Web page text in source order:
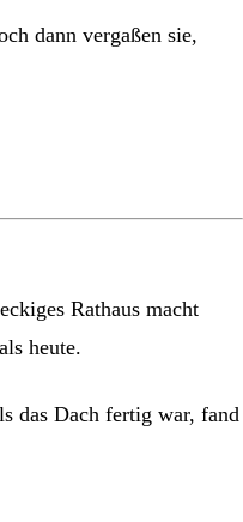
dann vergaßen sie,
Rathaus macht
heute.
das Dach fertig war, fand